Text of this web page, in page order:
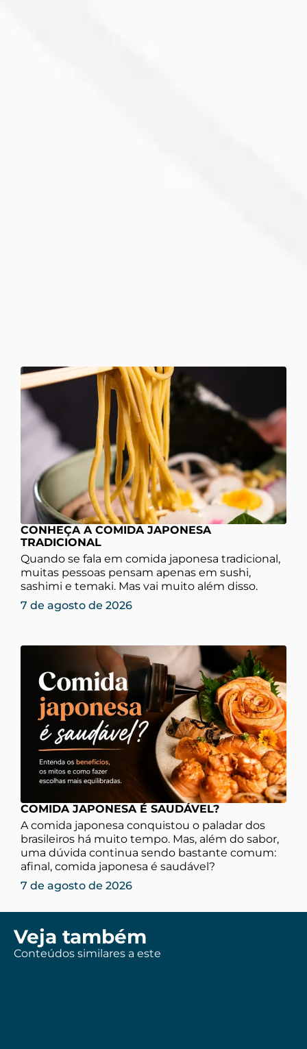
CONHEÇA A COMIDA JAPONESA
TRADICIONAL
Quando se fala em comida japonesa tradicional,
muitas pessoas pensam apenas em sushi,
sashimi e temaki. Mas vai muito além disso.
7 de agosto de 2026
COMIDA JAPONESA É SAUDÁVEL?
A comida japonesa conquistou o paladar dos
brasileiros há muito tempo. Mas, além do sabor,
uma dúvida continua sendo bastante comum:
afinal, comida japonesa é saudável?
7 de agosto de 2026
Veja também
Conteúdos similares a este